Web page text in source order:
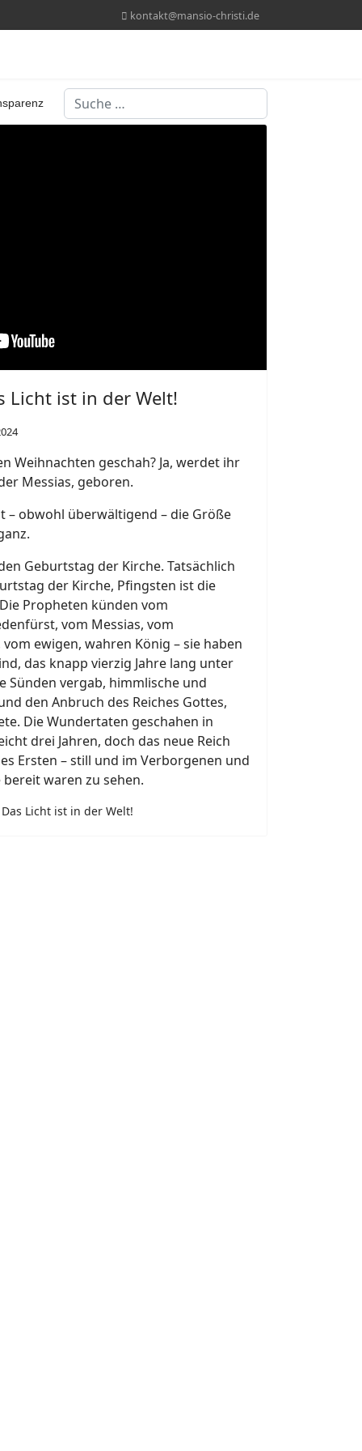
kontakt@mansio-christi.de
Suchen
Licht ist in der Welt!
Weihnachten geschah? Ja, werdet ihr
Messias, geboren.
– obwohl überwältigend – die Größe
Geburtstag der Kirche. Tatsächlich
der Kirche, Pfingsten ist die
Propheten künden vom
vom Messias, vom
ewigen, wahren König – sie haben
das knapp vierzig Jahre lang unter
Sünden vergab, himmlische und
den Anbruch des Reiches Gottes,
Die Wundertaten geschahen in
drei Jahren, doch das neue Reich
Ersten – still und im Verborgenen und
waren zu sehen.
Licht ist in der Welt!